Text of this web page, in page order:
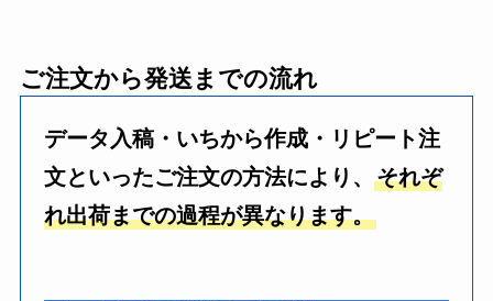
ご注文から発送までの流れ
データ入稿・いちから作成・リピート注
文といったご注文の方法により、それぞ
れ出荷までの過程が異なります。